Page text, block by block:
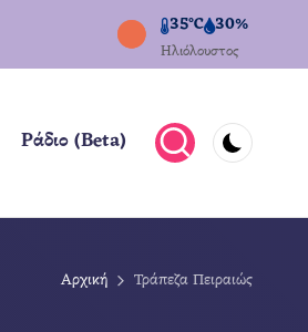
35°C 30%
Ηλιόλουστος
Ράδιο (Beta)
Αρχική Τράπεζα Πειραιώς